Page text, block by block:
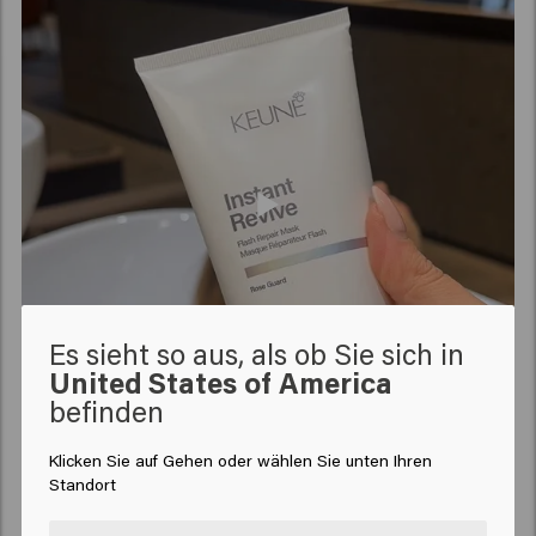
Es sieht so aus, als ob Sie sich in
United States of America
befinden
Klicken Sie auf Gehen oder wählen Sie unten Ihren
Standort